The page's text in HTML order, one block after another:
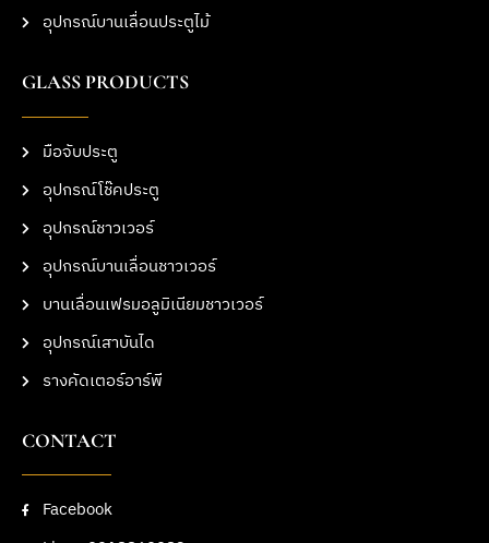
อุปกรณ์บานเลื่อนประตูไม้
GLASS PRODUCTS
มือจับประตู
อุปกรณ์โช๊คประตู
อุปกรณ์ชาวเวอร์
อุปกรณ์บานเลื่อนชาวเวอร์
บานเลื่อนเฟรมอลูมิเนียมชาวเวอร์
อุปกรณ์เสาบันได
รางคัดเตอร์อาร์พี
CONTACT
Facebook